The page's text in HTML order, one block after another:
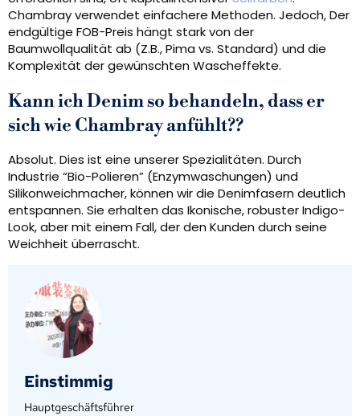
Chambray verwendet einfachere Methoden. Jedoch, Der
endgültige FOB-Preis hängt stark von der
Baumwollqualität ab (Z.B., Pima vs. Standard) und die
Komplexität der gewünschten Wascheffekte.
Kann ich Denim so behandeln, dass er
sich wie Chambray anfühlt??
Absolut. Dies ist eine unserer Spezialitäten. Durch
Industrie “Bio-Polieren” (Enzymwaschungen) und
Silikonweichmacher, können wir die Denimfasern deutlich
entspannen. Sie erhalten das Ikonische, robuster Indigo-
Look, aber mit einem Fall, der den Kunden durch seine
Weichheit überrascht.
Einstimmig
Hauptgeschäftsführer